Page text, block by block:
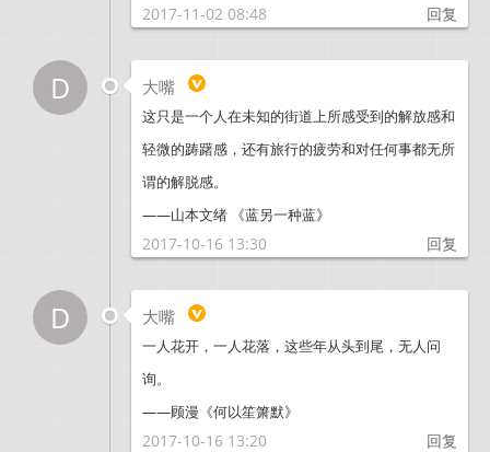
2017-11-02 08:48 回复
D 大嘴
这只是一个人在未知的街道上所感受到的解放感和
轻微的踌躇感，还有旅行的疲劳和对任何事都无所
谓的解脱感。
——山本文绪 《蓝另一种蓝》
2017-10-16 13:30 回复
D 大嘴
一人花开，一人花落，这些年从头到尾，无人问
询。
——顾漫《何以笙箫默》
2017-10-16 13:20 回复